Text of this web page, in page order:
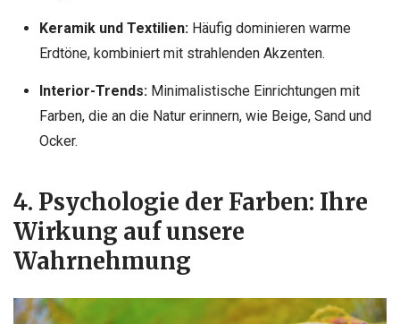
Keramik und Textilien:Häufig dominieren warme
Erdtöne, kombiniert mit strahlenden Akzenten.
Interior-Trends:Minimalistische Einrichtungen mit
Farben, die an die Natur erinnern, wie Beige, Sand und
Ocker.
4. Psychologie der Farben: Ihre
Wirkung auf unsere
Wahrnehmung